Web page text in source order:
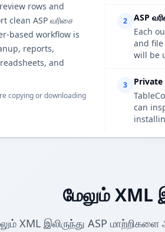
rows and
clean ASP வரிசை
based workflow is
reports,
and
copying or downloading
2
ASP
Each
and file
will be
3
can
மேலும் XML
XML இலிருந்து ASP